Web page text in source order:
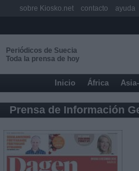
Periódicos de Suecia
Toda la prensa de hoy
Inicio África
Prensa de Información
sobre Kiosko.net contacto ayuda